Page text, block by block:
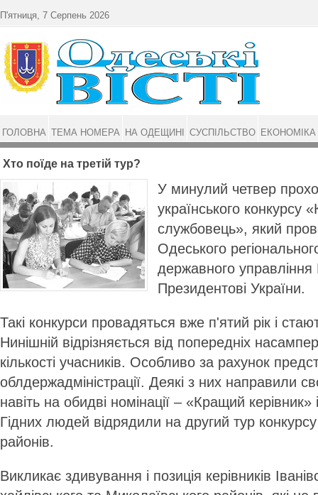
Хто поїде на третій тур?
У минулий четвер
українського
службовець», який
Одеського
державного
Президентові України.
Такі конкурси провадяться вже п'ятий рік і
Нинішній відрізняється від попередніх
кількості учасників. Особливо за рахунок
облдержадміністрації. Деякі з них направили
навіть на обидві номінації – «Кращий
Гідних людей відрядили на другий тур конкурсу
районів.
Викликає здивування і позиція ке­­­рів­ників
П'ятниця, 7 Серпень 2026
ГОЛОВНА ТЕМА НОМЕРА НА ОДЕЩИНІ СУСПІЛЬСТВО ЕКОНОМІКА